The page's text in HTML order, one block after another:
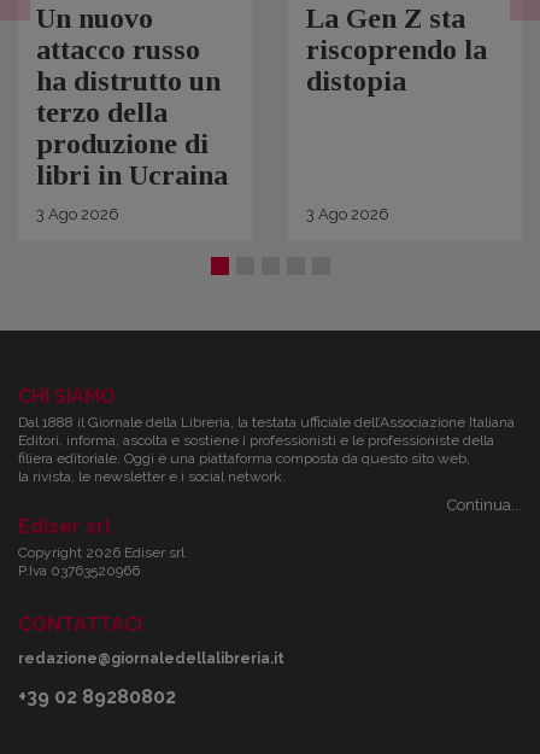
Un nuovo
attacco russo
ha distrutto un
terzo della
produzione di
libri in Ucraina
3 Ago 2026
La Gen Z sta
riscoprendo la
distopia
3 Ago 2026
CHI SIAMO
Dal 1888 il Giornale della Libreria, la testata ufficiale dell’Associazione Italiana
Editori, informa, ascolta e sostiene i professionisti e le professioniste della
filiera editoriale. Oggi è una piattaforma composta da questo sito web,
la rivista, le newsletter e i social network.
Continua...
Ediser srl
Copyright 2026 Ediser srl
P.Iva 03763520966
CONTATTACI
redazione@giornaledellalibreria.it
+39 02 89280802